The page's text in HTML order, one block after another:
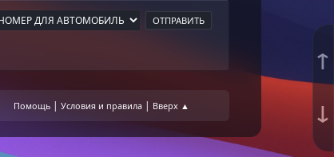
↑
↓
Помощь| Условия и правила| Вверх ▲